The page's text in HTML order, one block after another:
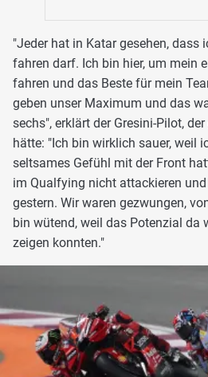
"Jeder hat in Katar gesehen, dass
fahren darf. Ich bin hier, um mein
fahren und das Beste für mein
geben unser Maximum und das
sechs", erklärt der Gresini-Pilot,
hätte: "Ich bin wirklich sauer, weil
seltsames Gefühl mit der Front
im Qualfying nicht attackieren
gestern. Wir waren gezwungen,
bin wütend, weil das Potenzial da
zeigen konnten."